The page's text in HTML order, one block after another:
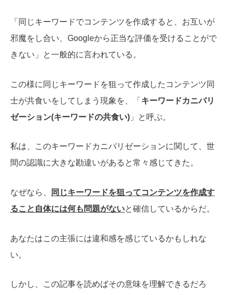
「同じキーワードでコンテンツを作成すると、お互いが
邪魔をし合い、Googleから正当な評価を受けることがで
きない」と一般的に言われている。
この様に同じキーワードを狙って作成したコンテンツ同
士が共食いをしてしまう現象を、「 キーワードカニバリ
ゼーション(キーワードの共食い) 」と呼ぶ。
私は、このキーワードカニバリゼーションに関して、世
間の認識に大きな勘違いがあると常々感じてきた。
なぜなら、
同じキーワードを狙ってコンテンツを作成す
ること自体には何も問題がないと確信しているからだ。
あなたはこの主張には違和感を感じているかもしれな
い。
しかし、この記事を読めばその意味を理解できるだろ